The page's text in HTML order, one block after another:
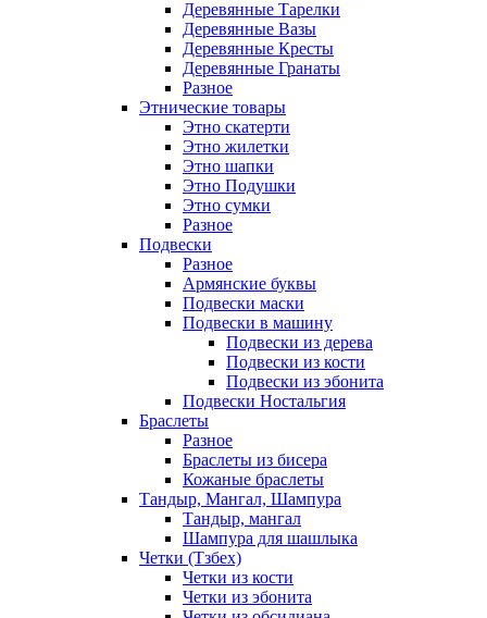
Деревянные Тарелки
Деревянные Вазы
Деревянные Кресты
Деревянные Гранаты
Разное
Этнические товары
Этно скатерти
Этно жилетки
Этно шапки
Этно Подушки
Этно сумки
Разное
Подвески
Разное
Армянские буквы
Подвески маски
Подвески в машину
Подвески из дерева
Подвески из кости
Подвески из эбонита
Подвески Ностальгия
Браслеты
Разное
Браслеты из бисера
Кожаные браслеты
Тандыр, Мангал, Шампура
Тандыр, мангал
Шампура для шашлыка
Четки (Тзбех)
Четки из кости
Четки из эбонита